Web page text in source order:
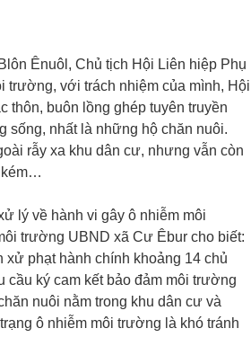
Ênuôl, Chủ tịch Hội Liên hiệp Phụ
trường, với trách nhiệm của mình, Hội
thôn, buôn lồng ghép tuyên truyền
sống, nhất là những hộ chăn nuôi.
rẫy xa khu dân cư, nhưng vẫn còn
kém…
lý về hành vi gây ô nhiễm môi
trường UBND xã Cư Êbur cho biết:
xử phạt hành chính khoảng 14 chủ
cầu ký cam kết bảo đảm môi trường
nuôi nằm trong khu dân cư và
ô nhiễm môi trường là khó tránh